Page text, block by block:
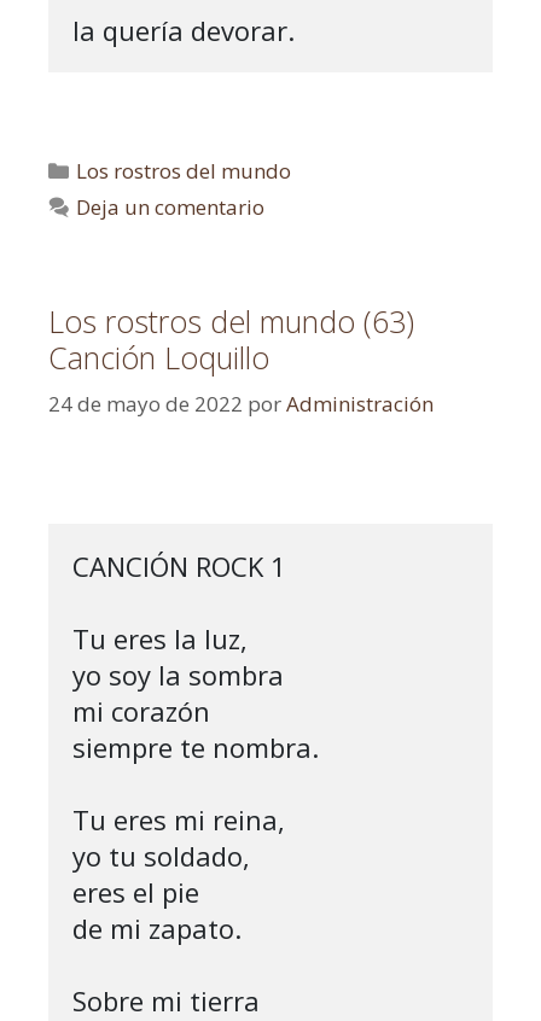
la quería devorar.
Los rostros del mundo
Deja un comentario
Los rostros del mundo (63)
Canción Loquillo
24 de mayo de 2022 porAdministración
CANCIÓN ROCK 1
Tu eres la luz,
yo soy la sombra
mi corazón
siempre te nombra.
Tu eres mi reina,
yo tu soldado,
eres el pie
de mi zapato.
Sobre mi tierra